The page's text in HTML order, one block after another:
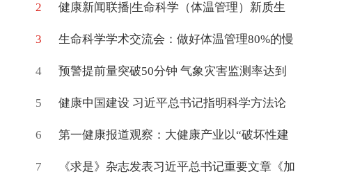
2 健康新闻联播|生命科学（体温管理）新质生
产力高质量学术交流会在京举办
3 生命科学学术交流会：做好体温管理80%的慢
病可促进治愈
4 预警提前量突破50分钟 气象灾害监测率达到
85%
5 健康中国建设 习近平总书记指明科学方法论
6 第一健康报道观察：大健康产业以“破坏性建
构”催生新命题
7 《求是》杂志发表习近平总书记重要文章《加